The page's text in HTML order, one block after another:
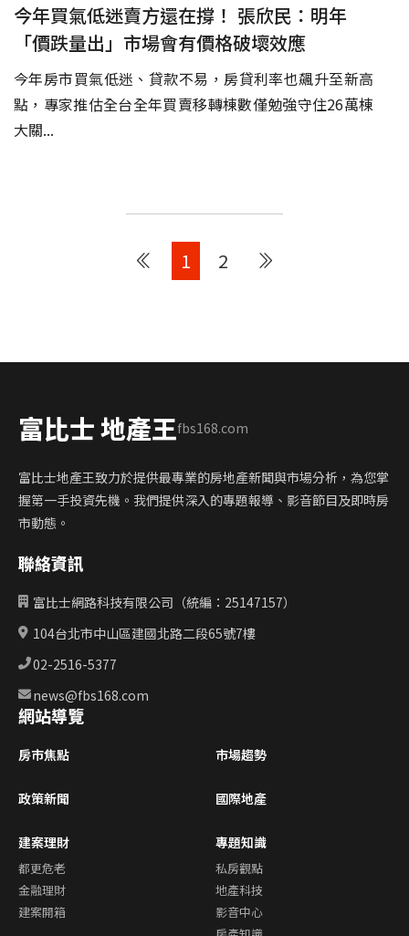
今年買氣低迷賣方還在撐！ 張欣民：明年
「價跌量出」市場會有價格破壞效應
今年房市買氣低迷、貸款不易，房貸利率也飆升至新高
點，專家推估全台全年買賣移轉棟數僅勉強守住26萬棟
大關...
1 2
富比士 地產王fbs168.com
富比士地產王致力於提供最專業的房地產新聞與市場分析，為您掌
握第一手投資先機。我們提供深入的專題報導、影音節目及即時房
市動態。
聯絡資訊
富比士網路科技有限公司（統編：25147157）
104台北市中山區建國北路二段65號7樓
02-2516-5377
news@fbs168.com
網站導覽
房市焦點 市場趨勢
政策新聞 國際地產
建案理財
都更危老
金融理財
建案開箱
專題知識
私房觀點
地產科技
影音中心